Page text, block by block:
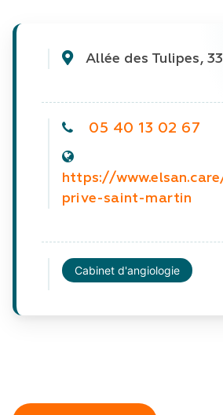
Allée des Tulipes,
05 40 13 02 67
https://
prive-saint-martin
Cabinet d'angiologie